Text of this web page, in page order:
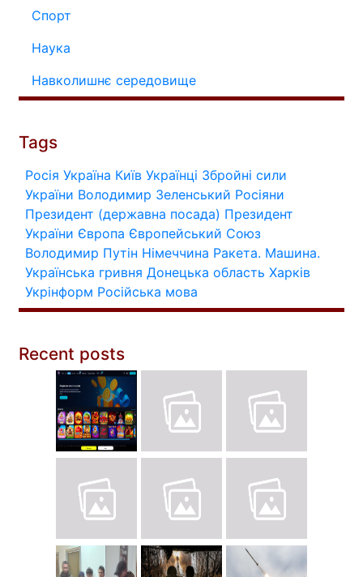
Спорт
Наука
Навколишнє середовище
Tags
Росія Україна Київ Українці Збройні сили
України Володимир Зеленський Росіяни
Президент (державна посада) Президент
України Європа Європейський Союз
Володимир Путін Німеччина Ракета. Машина.
Українська гривня Донецька область Харків
Укрінформ Російська мова
Recent posts